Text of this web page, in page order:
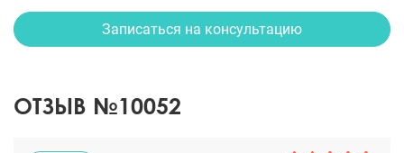
Записаться на консультацию
ОТЗЫВ №10052